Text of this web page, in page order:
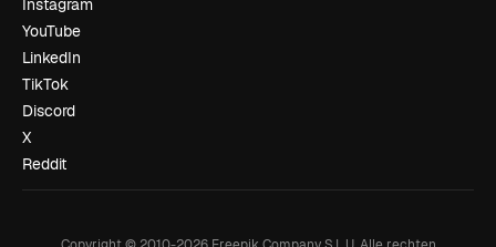
Instagram
YouTube
LinkedIn
TikTok
Discord
X
Reddit